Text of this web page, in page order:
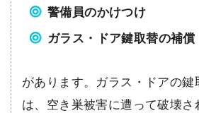
警備員のかけつけ
ガラス・ドア鍵取替の補償
があります。ガラス・ドアの鍵
は、空き巣被害に遭って破壊さ